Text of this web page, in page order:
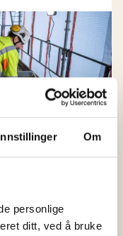
Om
personlige
ditt, ved å bruke